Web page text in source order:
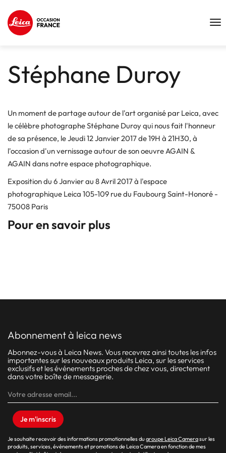
Stéphane Duroy
Un moment de partage autour de l'art organisé par Leica, avec
le célèbre photographe Stéphane Duroy qui nous fait l'honneur
de sa présence, le Jeudi 12 Janvier 2017 de 19H à 21H30, à
l'occasion d'un vernissage autour de son oeuvre AGAIN &
AGAIN dans notre espace photographique.
Exposition du 6 Janvier au 8 Avril 2017 à l'espace
photographique Leica 105-109 rue du Faubourg Saint-Honoré -
75008 Paris
Pour en savoir plus
abonnement à leica news
Abonnez-vous à Leica News. Vous recevrez ainsi toutes les infos
importantes sur les nouveaux produits Leica, sur les services
exclusifs et les événements proches de chez vous, directement
dans votre boîte de messagerie.
Je m'inscris
Je souhaite recevoir des informations promotionnelles du groupe Leica Camerasur les
produits, services, événements et promotions de Leica Camera en fonction de mes